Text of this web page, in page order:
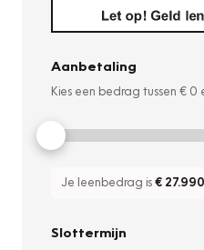
Aanbetaling
Kies een bedrag tussen € 0
Je leenbedrag is€ 27.990
Slottermijn